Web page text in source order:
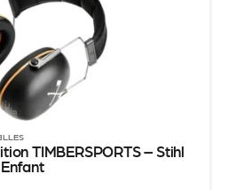
TIMBERSPORTS – Stihl